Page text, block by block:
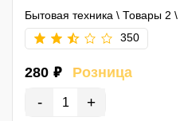
Бытовая техника \ Товары 2 \
350
280 ₽ Розница
- +